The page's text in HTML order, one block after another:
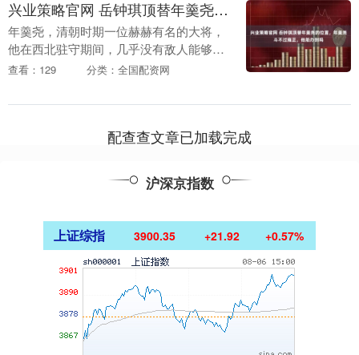
兴业策略官网 岳钟琪顶替年羹尧的位置，年羹尧斗不过雍正，他能办到吗
年羹尧，清朝时期一位赫赫有名的大将，
他在西北驻守期间，几乎没有敌人能够踏
进边疆半步，这也使得他在百姓心中树立
然而，这一切都引....
查看：129 分类：全国配资网
配查查文章已加载完成
沪深京指数
上证综指 3900.35 +21.92 +0.57%